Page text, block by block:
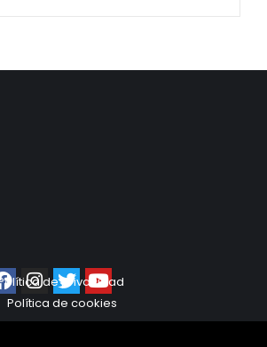
Política de privacidad
Política de cookies